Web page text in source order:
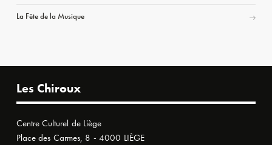
La Fête de la Musique
Les Chiroux
Centre Culturel de Liège
Place des Carmes, 8 - 4000 LIÈGE